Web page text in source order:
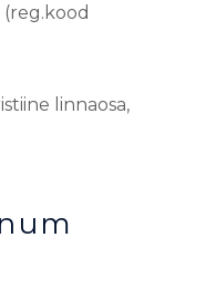
linnaosa,